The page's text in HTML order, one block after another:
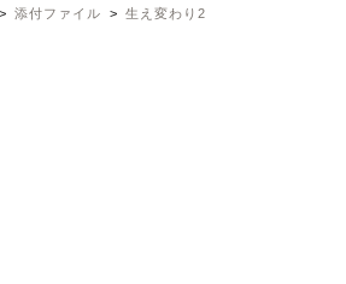
添付ファイル 生え変わり2